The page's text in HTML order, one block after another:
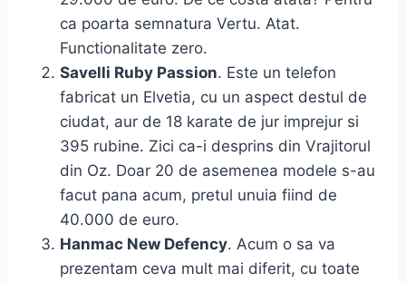
ca poarta semnatura Vertu. Atat.
Functionalitate zero.
Savelli Ruby Passion. Este un telefon
fabricat un Elvetia, cu un aspect destul de
ciudat, aur de 18 karate de jur imprejur si
395 rubine. Zici ca-i desprins din Vrajitorul
din Oz. Doar 20 de asemenea modele s-au
facut pana acum, pretul unuia fiind de
40.000 de euro.
Hanmac New Defency. Acum o sa va
prezentam ceva mult mai diferit, cu toate